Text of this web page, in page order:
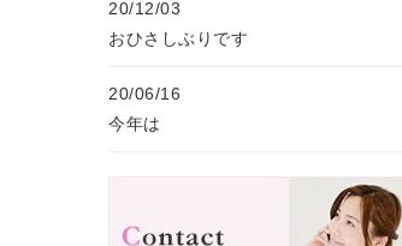
20/12/03
おひさしぶりです
20/06/16
今年は